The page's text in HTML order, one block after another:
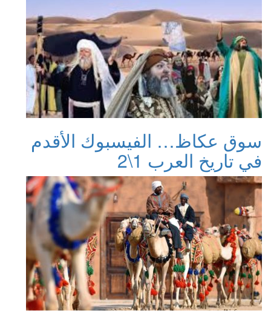
سوق عكاظ… الفيسبوك الأقدم
في تاريخ العرب 1\2